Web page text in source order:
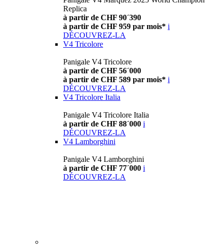
Replica
à partir de CHF 90´390
à partir de CHF 959 par mois* i
DÉCOUVREZ-LA
V4 Tricolore
Panigale V4 Tricolore
à partir de CHF 56´000
à partir de CHF 589 par mois* i
DÉCOUVREZ-LA
V4 Tricolore Italia
Panigale V4 Tricolore Italia
à partir de CHF 88´000 i
DÉCOUVREZ-LA
V4 Lamborghini
Panigale V4 Lamborghini
à partir de CHF 77´000 i
DÉCOUVREZ-LA